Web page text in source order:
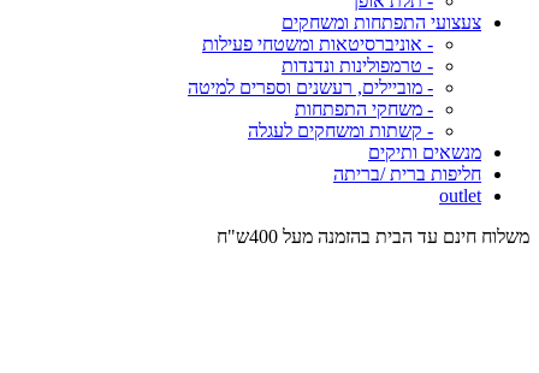
צעצועי התפתחות ומשחקים
- אוניברסיטאות ומשטחי פעילות
- טרמפולינות ונדנדות
- מוביילים, רעשנים וספרים למיטה
- משחקי התפתחות
- קשתות ומשחקים לעגלה
מנשאים ותיקים
חליפות ברית /בריתה
outlet
משלוח חינם עד הבית בהזמנה מעל 400ש"ח